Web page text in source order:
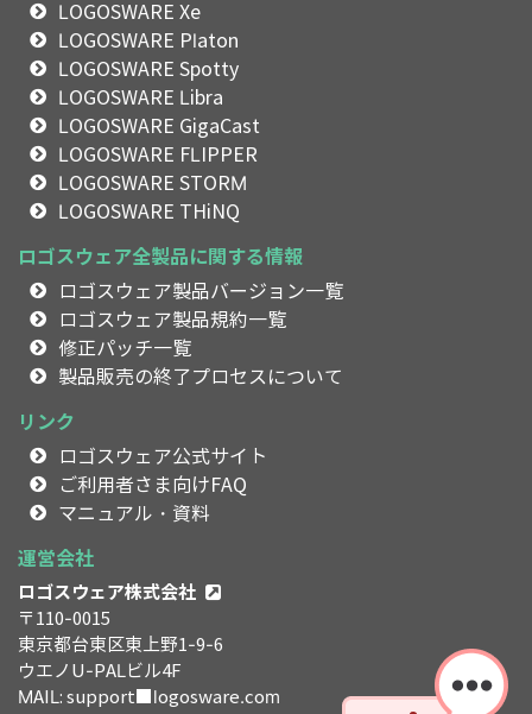
LOGOSWARE Xe
LOGOSWARE Platon
LOGOSWARE Spotty
LOGOSWARE Libra
LOGOSWARE GigaCast
LOGOSWARE FLIPPER
LOGOSWARE STORM
LOGOSWARE THiNQ
ロゴスウェア全製品に関する情報
ロゴスウェア製品バージョン一覧
ロゴスウェア製品規約一覧
修正パッチ一覧
製品販売の終了プロセスについて
リンク
ロゴスウェア公式サイト
ご利用者さま向けFAQ
マニュアル・資料
運営会社
ロゴスウェア株式会社
〒110-0015
東京都台東区東上野1-9-6
ウエノU-PALビル4F
MAIL: support■logosware.com